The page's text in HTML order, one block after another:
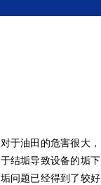
于油田的危害很大，
结垢导致设备的垢下
问题已经得到了较好